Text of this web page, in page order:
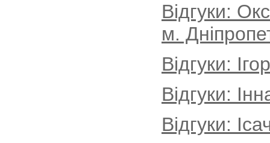
Відгуки:
м.
Відгуки:
Відгуки:
Відгуки: